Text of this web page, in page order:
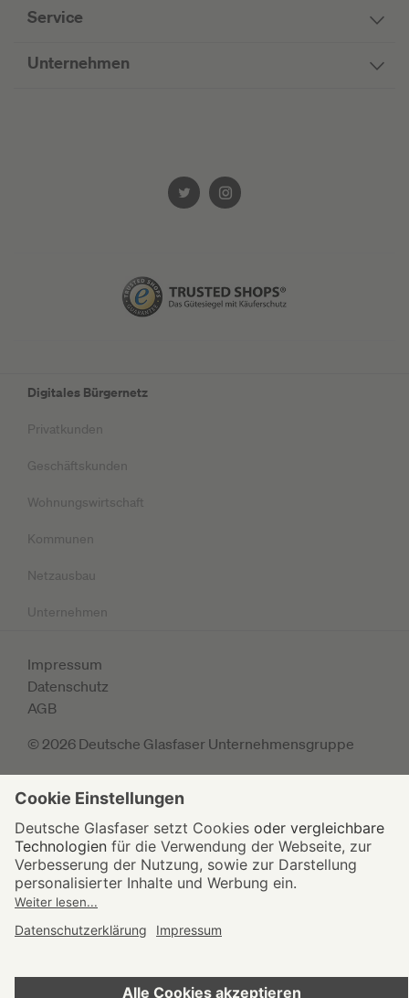
Service
Unternehmen
Digitales Bürgernetz
Privatkunden
Geschäftskunden
Wohnungswirtschaft
Kommunen
Netzausbau
Unternehmen
Impressum
Datenschutz
AGB
© 2026 Deutsche Glasfaser Unternehmensgruppe